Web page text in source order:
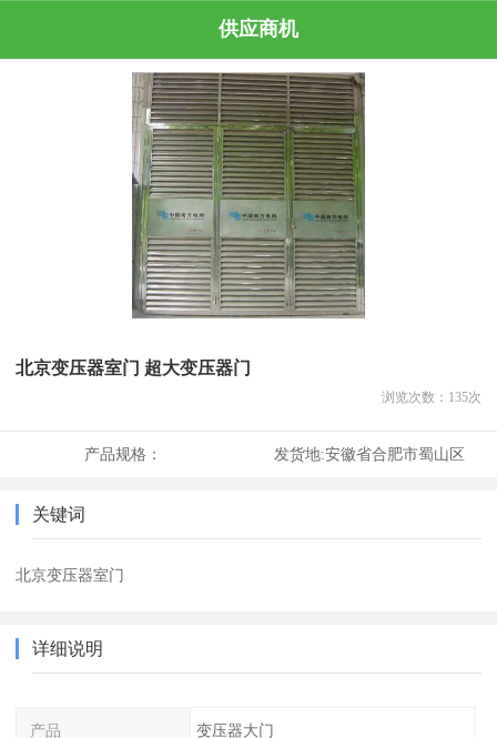
供应商机
北京变压器室门 超大变压器门
浏览次数： 135次
产品规格： 发货地:安徽省合肥市蜀山区
关键词
北京变压器室门
详细说明
产品 变压器大门